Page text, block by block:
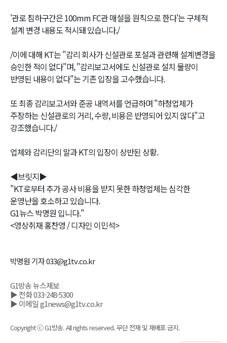
'관로 침하구간은 100mm FC관 매설을 원칙으로 한다'는 구체적
설계 변경 내용도 적시돼 있습니다./
/이에 대해 KT는 "감리 회사가 신설관로 포설과 관련해 설계변경을
승인한 적이 없다"며, "감리보고서에도 신설관로 설치 물량이
반영된 내용이 없다"는 기존 입장을 고수했습니다.
또 최종 감리보고서와 준공 내역서를 언급하며 "하청업체가
주장하는 신설관로의 거리, 수량, 비용은 반영되어 있지 않다"고
강조했습니다./
업체와 감리단의 말과 KT의 입장이 상반된 상황.
◀브릿지▶
"KT로부터 추가 공사 비용을 받지 못한 하청업체는 심각한
운영난을 호소하고 있습니다.
G1뉴스 박명원 입니다."
<영상취재 홍찬영 / 디자인 이민석>
박명원 기자 033@g1tv.co.kr
G1방송 뉴스제보
▶ 전화 033-248-5300
▶ 이메일 g1news@g1tv.co.kr
Copyright ⓒ G1방송. All rights reserved. 무단 전재 및 재배포 금지.